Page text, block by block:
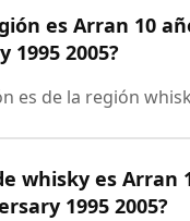
es Arran 10
1995 2005?
es de la región
whisky es Arran
1995 2005?